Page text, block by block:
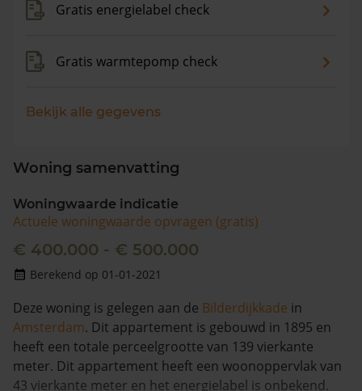
Gratis energielabel check
Gratis warmtepomp check
Bekijk alle gegevens
Woning samenvatting
Woningwaarde indicatie
Actuele woningwaarde opvragen (gratis)
€ 400.000 - € 500.000
Berekend op 01-01-2021
Deze woning is gelegen aan de Bilderdijkkade in
Amsterdam. Dit appartement is gebouwd in 1895 en
heeft een totale perceelgrootte van 139 vierkante
meter. Dit appartement heeft een woonoppervlak van
43 vierkante meter en het energielabel is onbekend.